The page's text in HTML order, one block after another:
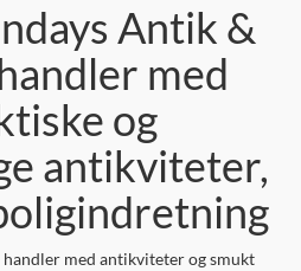
Antik &
med
og
antikviteter,
med antikviteter og smukt